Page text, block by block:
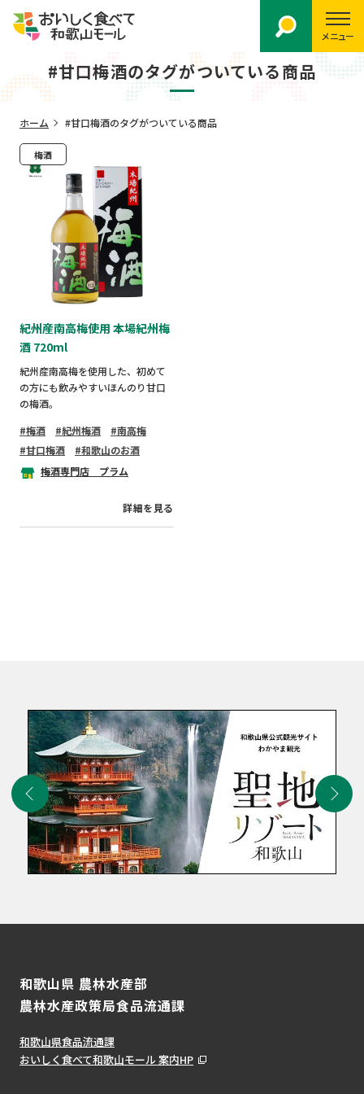
メニュー
#甘口梅酒のタグがついている商品
ホーム #甘口梅酒のタグがついている商品
梅酒
紀州産南高梅使用 本場紀州梅
酒 720ml
紀州産南高梅を使用した、初めて
の方にも飲みやすいほんのり甘口
の梅酒。
梅酒
紀州梅酒
南高梅
甘口梅酒
和歌山のお酒
梅酒専門店 プラム
詳細を見る
和歌山県 農林水産部
農林水産政策局食品流通課
和歌山県食品流通課
おいしく食べて和歌山モール 案内HP